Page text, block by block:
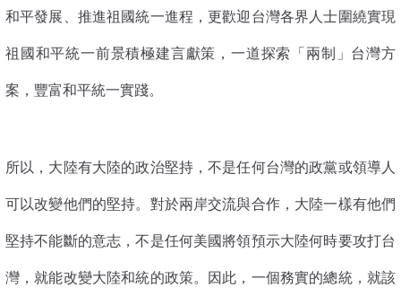
和平發展、推進祖國統一進程，更歡迎台灣各界人士圍繞實現
祖國和平統一前景積極建言獻策，一道探索「兩制」台灣方
案，豐富和平統一實踐。
所以，大陸有大陸的政治堅持，不是任何台灣的政黨或領導人
可以改變他們的堅持。對於兩岸交流與合作，大陸一樣有他們
堅持不能斷的意志，不是任何美國將領預示大陸何時要攻打台
灣，就能改變大陸和統的政策。因此，一個務實的總統，就該